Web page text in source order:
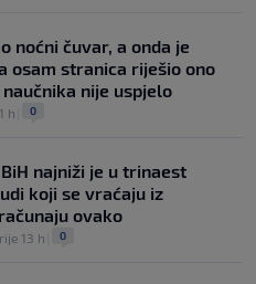
noćni čuvar, a onda je
osam stranica riješio ono
nije uspjelo
h 0
najniži je u trinaest
koji se vraćaju iz
ovako
13 h 0